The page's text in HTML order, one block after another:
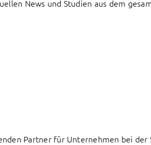
News und Studien aus dem
Partner für Unternehmen bei der